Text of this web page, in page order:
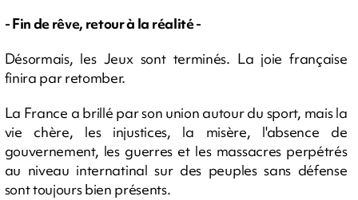
- Fin de rêve, retour à la réalité -
Désormais, les Jeux sont terminés. La joie française
finira par retomber.
La France a brillé par son union autour du sport, mais la
vie chère, les injustices, la misère, l'absence de
gouvernement, les guerres et les massacres perpétrés
au niveau internatinal sur des peuples sans défense
sont toujours bien présents.